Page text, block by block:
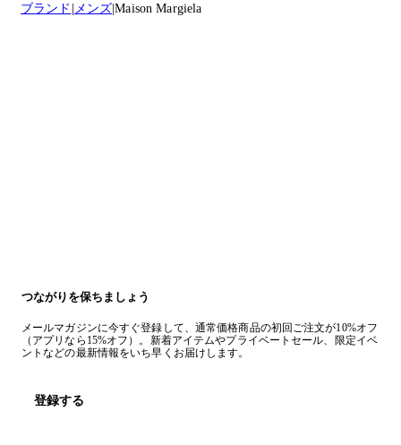
ブランド メンズ Maison Margiela
つながりを保ちましょう
メールマガジンに今すぐ登録して、通常価格商品の初回ご注文が10%オフ
（アプリなら15%オフ）。新着アイテムやプライベートセール、限定イベ
ントなどの最新情報をいち早くお届けします。
登録する